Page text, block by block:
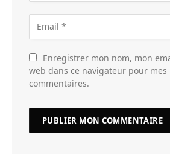
Enregistrer mon nom, mon
web dans ce navigateur pour mes
commentaires.